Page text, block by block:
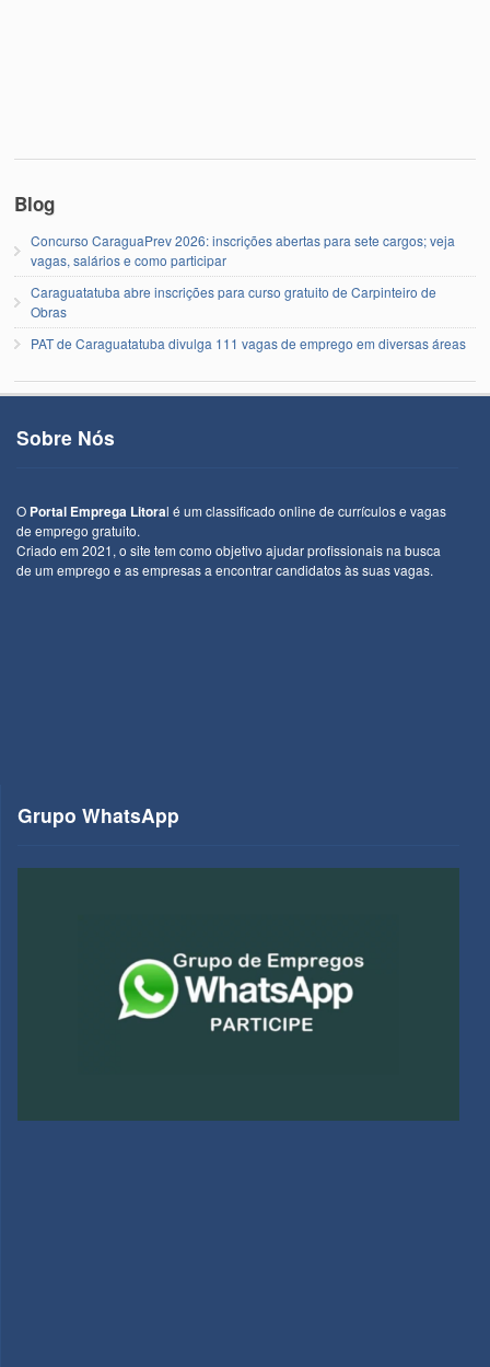
Blog
Concurso CaraguaPrev 2026: inscrições abertas para sete cargos; veja
vagas, salários e como participar
Caraguatatuba abre inscrições para curso gratuito de Carpinteiro de
Obras
PAT de Caraguatatuba divulga 111 vagas de emprego em diversas áreas
Sobre Nós
O Portal Emprega Litoral é um classificado online de currículos e vagas
de emprego gratuito.
Criado em 2021, o site tem como objetivo ajudar profissionais na busca
de um emprego e as empresas a encontrar candidatos às suas vagas.
Grupo WhatsApp